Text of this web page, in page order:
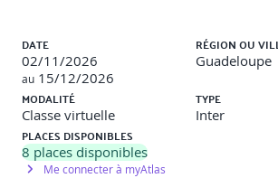
développement des compétences
CPF, VAE, CEP.
CLASSE VIRTUELLE 4 - 3h30
Communiquer au quotidien ||
L’écoute active, questionnement et
l’interprétation.
DATE
02/11/2026
au 15/12/2026
RÉGION OU
Guadeloupe
MODALITÉ
Classe virtuelle
TYPE
Inter
PLACES DISPONIBLES
8 places disponibles
Me connecter à myAtlas